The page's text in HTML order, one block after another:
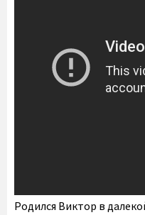
Родился Виктор в